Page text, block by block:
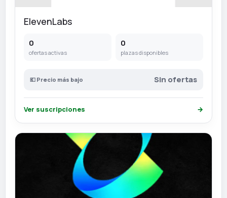
ElevenLabs
0
ofertas activas
0
plazas disponibles
💶 Precio más bajo Sin ofertas
Ver suscripciones →